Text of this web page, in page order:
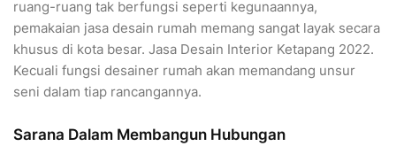
ruang-ruang tak berfungsi seperti kegunaannya,
pemakaian jasa desain rumah memang sangat layak secara
khusus di kota besar. Jasa Desain Interior Ketapang 2022.
Kecuali fungsi desainer rumah akan memandang unsur
seni dalam tiap rancangannya.
Sarana Dalam Membangun Hubungan